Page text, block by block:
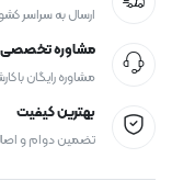
ارسال به سراسر کشور بین ۱ الی
مشاوره تخصصی
مشاوره رایگان با
بهترین کیفیت
تضمین دوام و